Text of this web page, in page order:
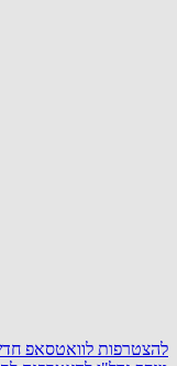
להצטרפות לוואטסאפ